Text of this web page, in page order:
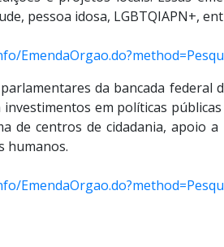
pessoa idosa, LGBTQIAPN+,
da bancada federal
em políticas
de centros de cidadania, apoio
humanos.